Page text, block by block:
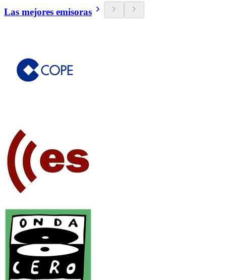
Las mejores emisoras